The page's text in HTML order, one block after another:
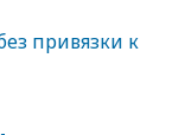
привязки к